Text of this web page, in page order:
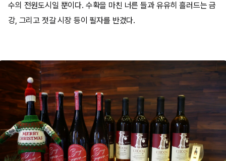
수의 전원도시일 뿐이다. 수확을 마친 너른 들과 유유히 흘러드는 금
강, 그리고 젓갈 시장 등이 필자를 반겼다.